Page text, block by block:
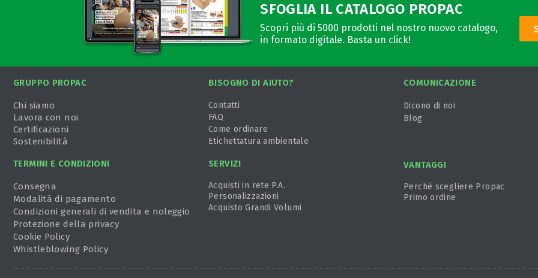
SFOGLIA IL CATALOGO PROPAC
Scopri più di 5000 prodotti nel nostro nuovo catalogo,
in formato digitale. Basta un click!
GRUPPO PROPAC
Chi siamo
Lavora con noi
Certificazioni
Sostenibilità
TERMINI E CONDIZIONI
Consegna
Modalità di pagamento
Condizioni generali di vendita e noleggio
Protezione della privacy
Cookie Policy
Whistleblowing Policy
BISOGNO DI AIUTO?
Contatti
FAQ
Come ordinare
Etichettatura ambientale
SERVIZI
Acquisti in rete P.A.
Personalizzazioni
Acquisto Grandi Volumi
COMUNICAZIONE
Dicono di noi
Blog
VANTAGGI
Perché scegliere Propac
Primo ordine